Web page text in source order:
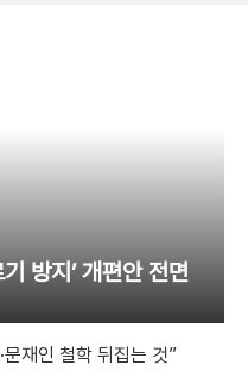
방지’ 개편안 전면
재인 철학 뒤집는 것”